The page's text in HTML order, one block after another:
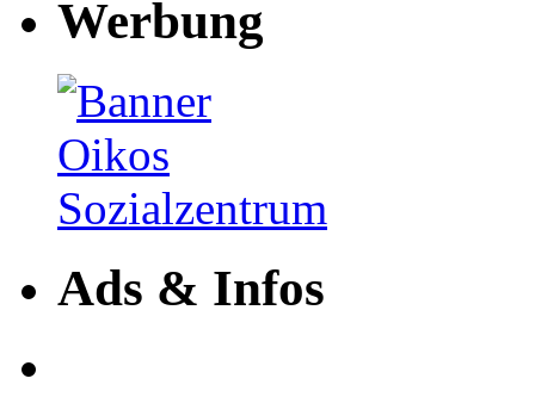
Werbung
Ads & Infos